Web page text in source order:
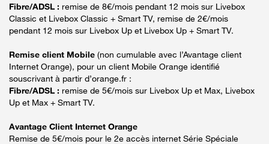
Fibre/ADSL : remise de 8€/mois pendant 12 mois sur Livebox
Classic et Livebox Classic + Smart TV, remise de 2€/mois
pendant 12 mois sur Livebox Up et Livebox Up + Smart TV.
Remise client Mobile (non cumulable avec l’Avantage client
Internet Orange), pour un client Mobile Orange identifié
souscrivant à partir d’orange.fr :
Fibre/ADSL : remise de 5€/mois sur Livebox Up et Max, Livebox
Up et Max + Smart TV.
Avantage Client Internet Orange
Remise de 5€/mois pour le 2e accès internet Série Spéciale